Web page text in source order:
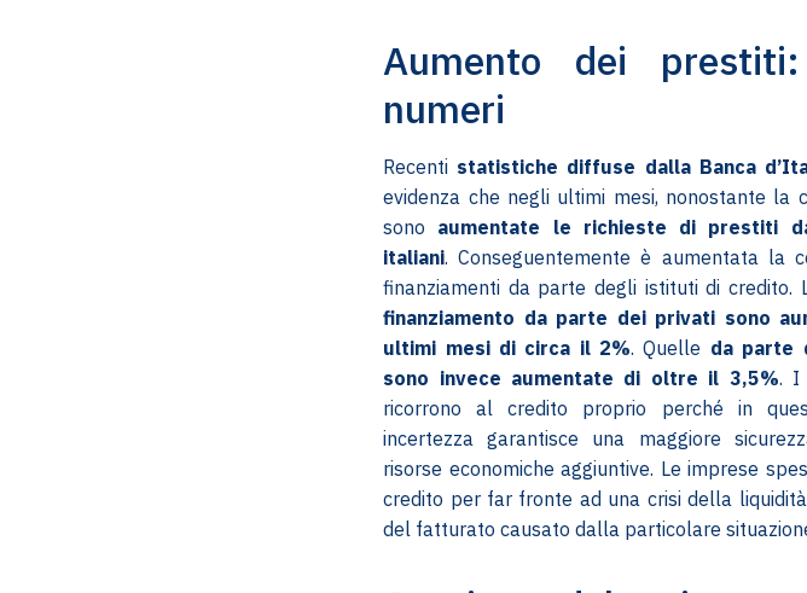
Aumento dei
numeri
Recenti statistiche diffuse dalla Banca
evidenza che negli ultimi mesi, nonostante la
sono aumentate le richieste di prestiti
italiani. Conseguentemente è aumentata la
finanziamenti da parte degli istituti di credito.
finanziamento da parte dei privati sono
ultimi mesi di circa il 2%. Quelle da parte
sono invece aumentate di oltre il 3,5%. I
ricorrono al credito proprio perché in
incertezza garantisce una maggiore
risorse economiche aggiuntive. Le imprese
credito per far fronte ad una crisi della
del fatturato causato dalla particolare